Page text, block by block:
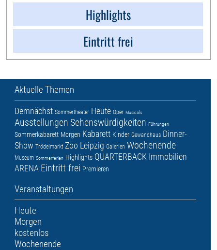
Highlights
Eintritt frei
Aktuelle Themen
Demnächst Sommertheater Heute Oper Musicals
Ausstellungen Sehenswürdigkeiten Führungen
Sommerkabarett Morgen Kabarett Kinder Gewandhaus Dinner-
Show Trödelmarkt Zoo Leipzig Galerien Wochenende
Museum Sommerferien Highlights QUARTERBACK Immobilien
ARENA Eintritt frei Premieren
Veranstaltungen
Heute
Morgen
kostenlos
Wochenende